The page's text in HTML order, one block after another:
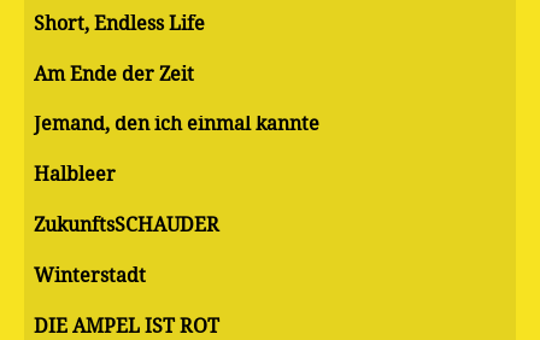
Short, Endless Life
Am Ende der Zeit
Jemand, den ich einmal kannte
Halbleer
ZukunftsSCHAUDER
Winterstadt
DIE AMPEL IST ROT